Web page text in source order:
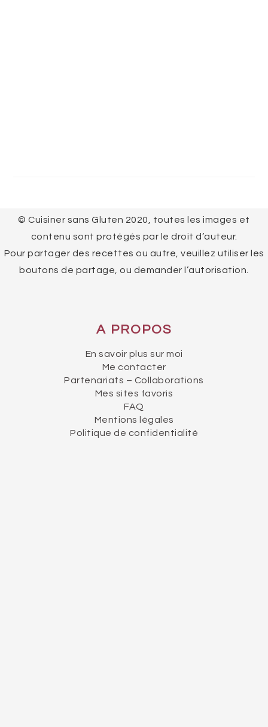
FOOTER
© Cuisiner sans Gluten 2020, toutes les images et
contenu sont protégés par le droit d’auteur.
Pour partager des recettes ou autre, veuillez utiliser les
boutons de partage, ou demander l’autorisation.
A PROPOS
En savoir plus sur moi
Me contacter
Partenariats – Collaborations
Mes sites favoris
FAQ
Mentions légales
Politique de confidentialité